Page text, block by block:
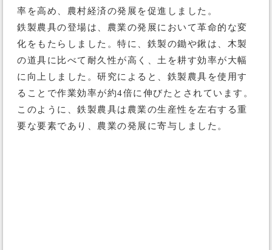
率を高め、農村経済の発展を促進しました。
鉄製農具の登場は、農業の発展において革命的な変
化をもたらしました。特に、鉄製の鋤や鍬は、木製
の道具に比べて耐久性が高く、土を耕す効率が大幅
に向上しました。研究によると、鉄製農具を使用す
ることで作業効率が約4倍に伸びたとされています。
このように、鉄製農具は農業の生産性を左右する重
要な要素であり、農業の発展に寄与しました。